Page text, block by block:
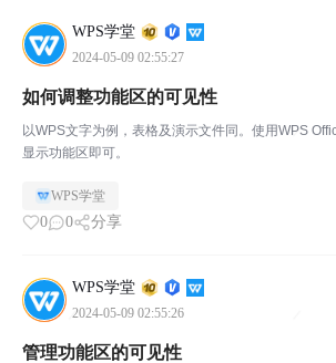
WPS学堂
2024-05-09 02:55:27
如何调整功能区的可见性
以WPS文字为例，表格及演示文件同。使用WPS
显示功能区即可。
WPS学堂
0 0 分享
WPS学堂
2024-05-09 02:55:26
管理功能区的可见性